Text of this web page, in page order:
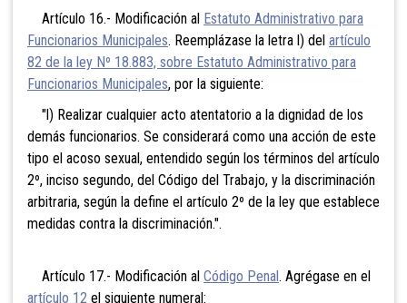
Artículo 16.- Modificación al Estatuto Administrativo para
Funcionarios Municipales. Reemplázase la letra l) del artículo
82 de la ley Nº 18.883, sobre Estatuto Administrativo para
Funcionarios Municipales, por la siguiente:
"l) Realizar cualquier acto atentatorio a la dignidad de los
demás funcionarios. Se considerará como una acción de este
tipo el acoso sexual, entendido según los términos del artículo
2º, inciso segundo, del Código del Trabajo, y la discriminación
arbitraria, según la define el artículo 2º de la ley que establece
medidas contra la discriminación.".
Artículo 17.- Modificación al Código Penal. Agrégase en el
artículo 12 el siguiente numeral: